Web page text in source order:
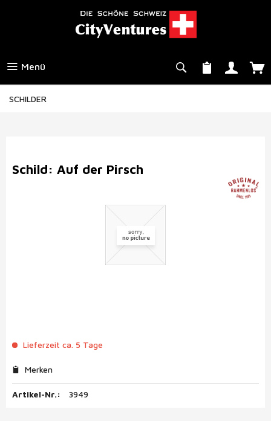
Menü
SCHILDER
Schild: Auf der Pirsch
Lieferzeit ca. 5 Tage
Merken
Artikel-Nr.: 3949